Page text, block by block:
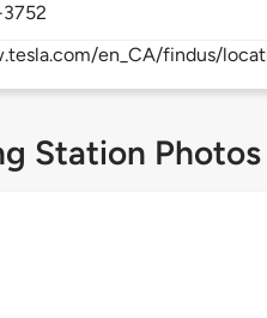
en_CA/findus/
Station Photos